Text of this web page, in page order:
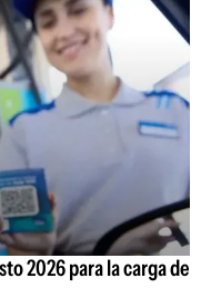
2026 para la carga de